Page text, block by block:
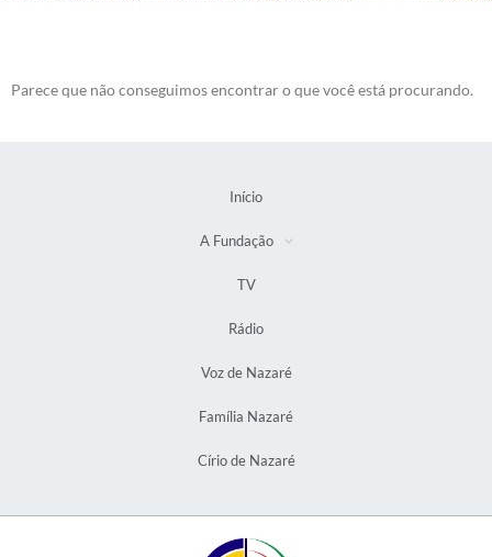
Parece que não conseguimos encontrar o que você está procurando.
Início
A Fundação
TV
Rádio
Voz de Nazaré
Família Nazaré
Círio de Nazaré